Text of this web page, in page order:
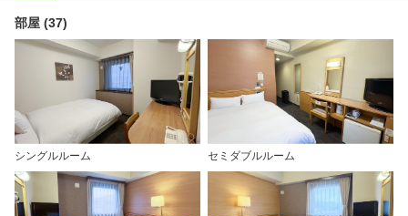
部屋 (37)
シングルルーム セミダブルルーム